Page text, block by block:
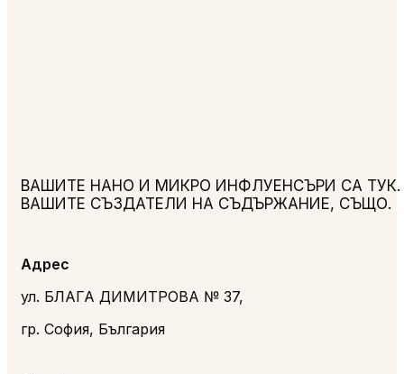
ВАШИТЕ НАНО И МИКРО ИНФЛУЕНСЪРИ СА ТУК.
ВАШИТЕ СЪЗДАТЕЛИ НА СЪДЪРЖАНИЕ, СЪЩО.
Адрес
ул. БЛАГА ДИМИТРОВА № 37,
гр. София, България